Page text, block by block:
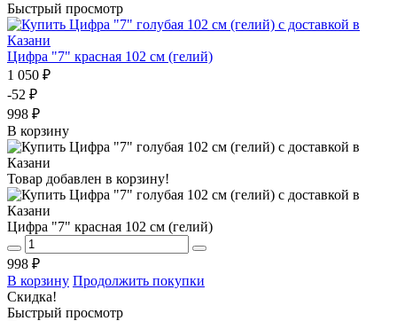
Быстрый просмотр
Цифра "7" красная 102 см (гелий)
1 050 ₽
-52 ₽
998 ₽
В корзину
Товар добавлен в корзину!
Цифра "7" красная 102 см (гелий)
998 ₽
В корзину Продолжить покупки
Скидка!
Быстрый просмотр